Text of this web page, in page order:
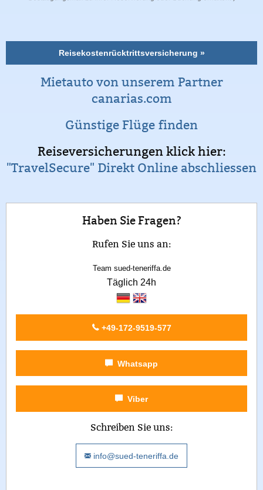
Reisekostenrücktrittsversicherung »
Mietauto von unserem Partner
canarias.com
Günstige Flüge finden
Reiseversicherungen klick hier:
"TravelSecure" Direkt Online abschliessen
Haben Sie Fragen?
Rufen Sie uns an:
Team sued-teneriffa.de
Täglich 24h
+49-172-9519-577
Whatsapp
Viber
Schreiben Sie uns:
info@sued-teneriffa.de